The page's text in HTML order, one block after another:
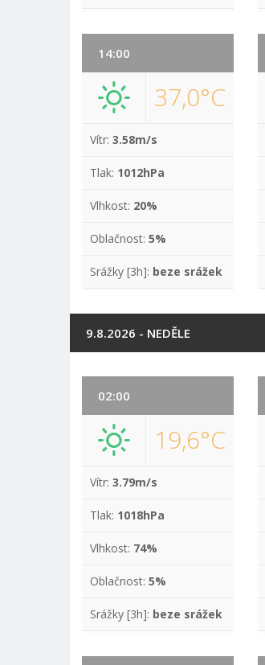
14:00
37,0°C
Vítr: 3.58m/s
Tlak: 1012hPa
Vlhkost: 20%
Oblačnost: 5%
Srážky [3h]: beze srážek
9.8.2026 - NEDĚLE
02:00
19,6°C
Vítr: 3.79m/s
Tlak: 1018hPa
Vlhkost: 74%
Oblačnost: 5%
Srážky [3h]: beze srážek